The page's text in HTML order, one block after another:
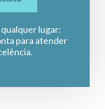
lugar:
para atender